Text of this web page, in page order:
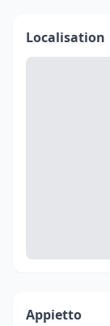
Localisation
Appietto